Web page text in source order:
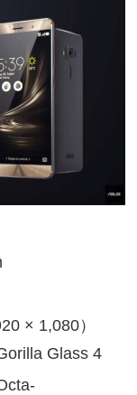
× 1,080）
Glass 4